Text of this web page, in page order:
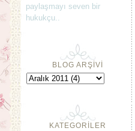
paylaşmayı seven bir
hukukçu..
BLOG ARŞİVİ
KATEGORİLER